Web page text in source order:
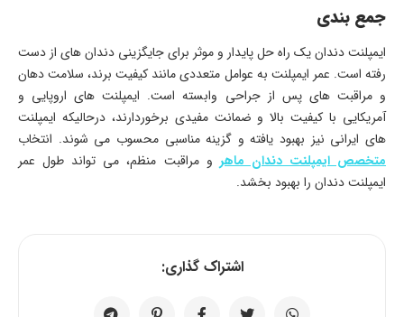
جمع بندی
ایمپلنت دندان یک راه حل پایدار و موثر برای جایگزینی دندان های از دست
رفته است. عمر ایمپلنت به عوامل متعددی مانند کیفیت برند، سلامت دهان
و مراقبت ‌های پس از جراحی وابسته است. ایمپلنت ‌های اروپایی و
آمریکایی با کیفیت بالا و ضمانت مفیدی برخوردارند، درحالیکه ایمپلنت‌
های ایرانی نیز بهبود یافته و گزینه مناسبی محسوب می ‌شوند. انتخاب
متخصص ایمپلنت دندان ماهر و مراقبت منظم، می ‌تواند طول عمر
ایمپلنت دندان را بهبود بخشد.
اشتراک گذاری: